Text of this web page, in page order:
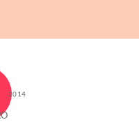
2014